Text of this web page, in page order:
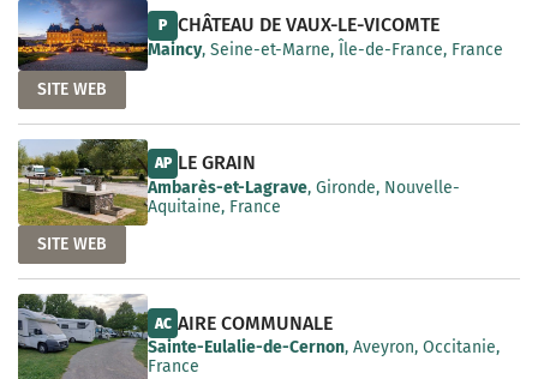
P CHÂTEAU DE VAUX-LE-VICOMTE
Maincy, Seine-et-Marne, Île-de-France, France
SITE WEB
AP LE GRAIN
Ambarès-et-Lagrave, Gironde, Nouvelle-
Aquitaine, France
SITE WEB
AC AIRE COMMUNALE
Sainte-Eulalie-de-Cernon, Aveyron, Occitanie,
France